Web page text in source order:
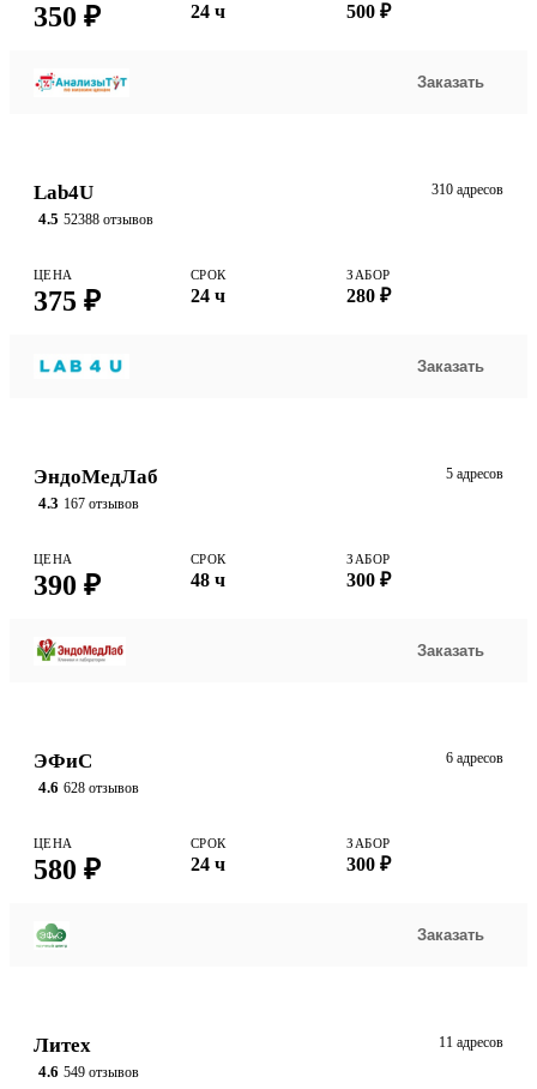
350 ₽ 24 ч 500 ₽
Заказать
Lab4U
4.5 52388 отзывов
310 адресов
ЦЕНА
375 ₽
СРОК
24 ч
ЗАБОР
280 ₽
Заказать
ЭндоМедЛаб
4.3 167 отзывов
5 адресов
ЦЕНА
390 ₽
СРОК
48 ч
ЗАБОР
300 ₽
Заказать
ЭФиС
4.6 628 отзывов
6 адресов
ЦЕНА
580 ₽
СРОК
24 ч
ЗАБОР
300 ₽
Заказать
Литех
4.6 549 отзывов
11 адресов